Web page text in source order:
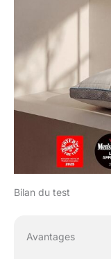
Bilan du test
Avantages